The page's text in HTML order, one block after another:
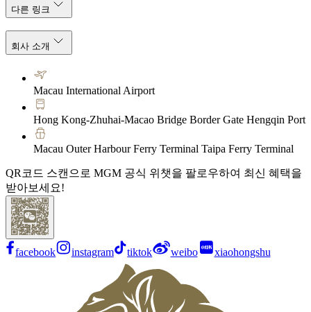
다른 링크
회사 소개
Macau International Airport
Hong Kong-Zhuhai-Macao Bridge Border Gate Hengqin Port
Macau Outer Harbour Ferry Terminal Taipa Ferry Terminal
QR코드 스캔으로 MGM 공식 위챗을 팔로우하여 최신 혜택을
받아보세요!
facebook instagram tiktok weibo xiaohongshu